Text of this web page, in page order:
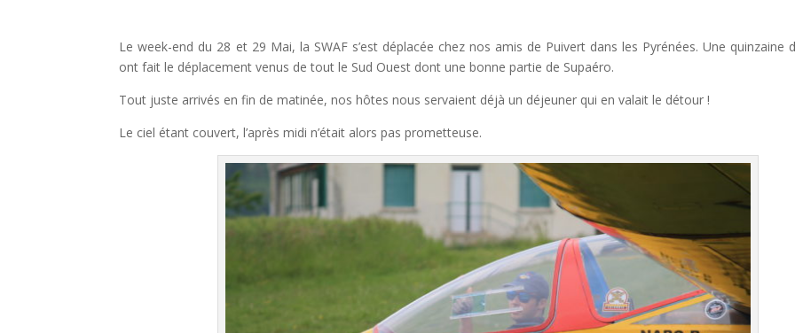
Le week-end du 28 et 29 Mai, la SWAF s’est déplacée chez nos amis de Puivert dans les Pyrénées. Une quinzaine
ont fait le déplacement venus de tout le Sud Ouest dont une bonne partie de Supaéro.
Tout juste arrivés en fin de matinée, nos hôtes nous servaient déjà un déjeuner qui en valait le détour !
Le ciel étant couvert, l’après midi n’était alors pas prometteuse.